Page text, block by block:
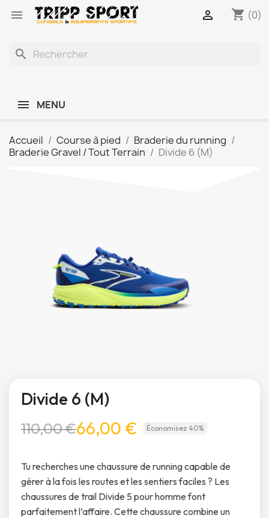
 shopping_cart (0)

search
MENU
Accueil Course à pied
Braderie du running
Braderie Gravel / Tout Terrain
Divide 6 (M)
Divide 6 (M)
110,00 €66,00 € Économisez 40%
Tu recherches une chaussure de running capable de
gérer à la fois les routes et les sentiers faciles ? Les
chaussures de trail Divide 5 pour homme font
parfaitement l’affaire. Cette chaussure combine un